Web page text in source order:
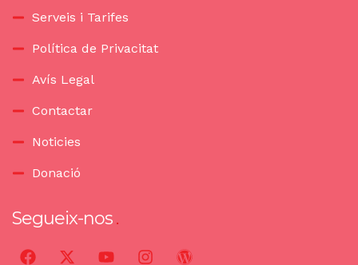
Serveis i Tarifes
Política de Privacitat
Avís Legal
Contactar
Noticies
Donació
Segueix-nos